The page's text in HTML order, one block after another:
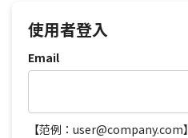
使用者登入
Email
【范例：user@company.com】